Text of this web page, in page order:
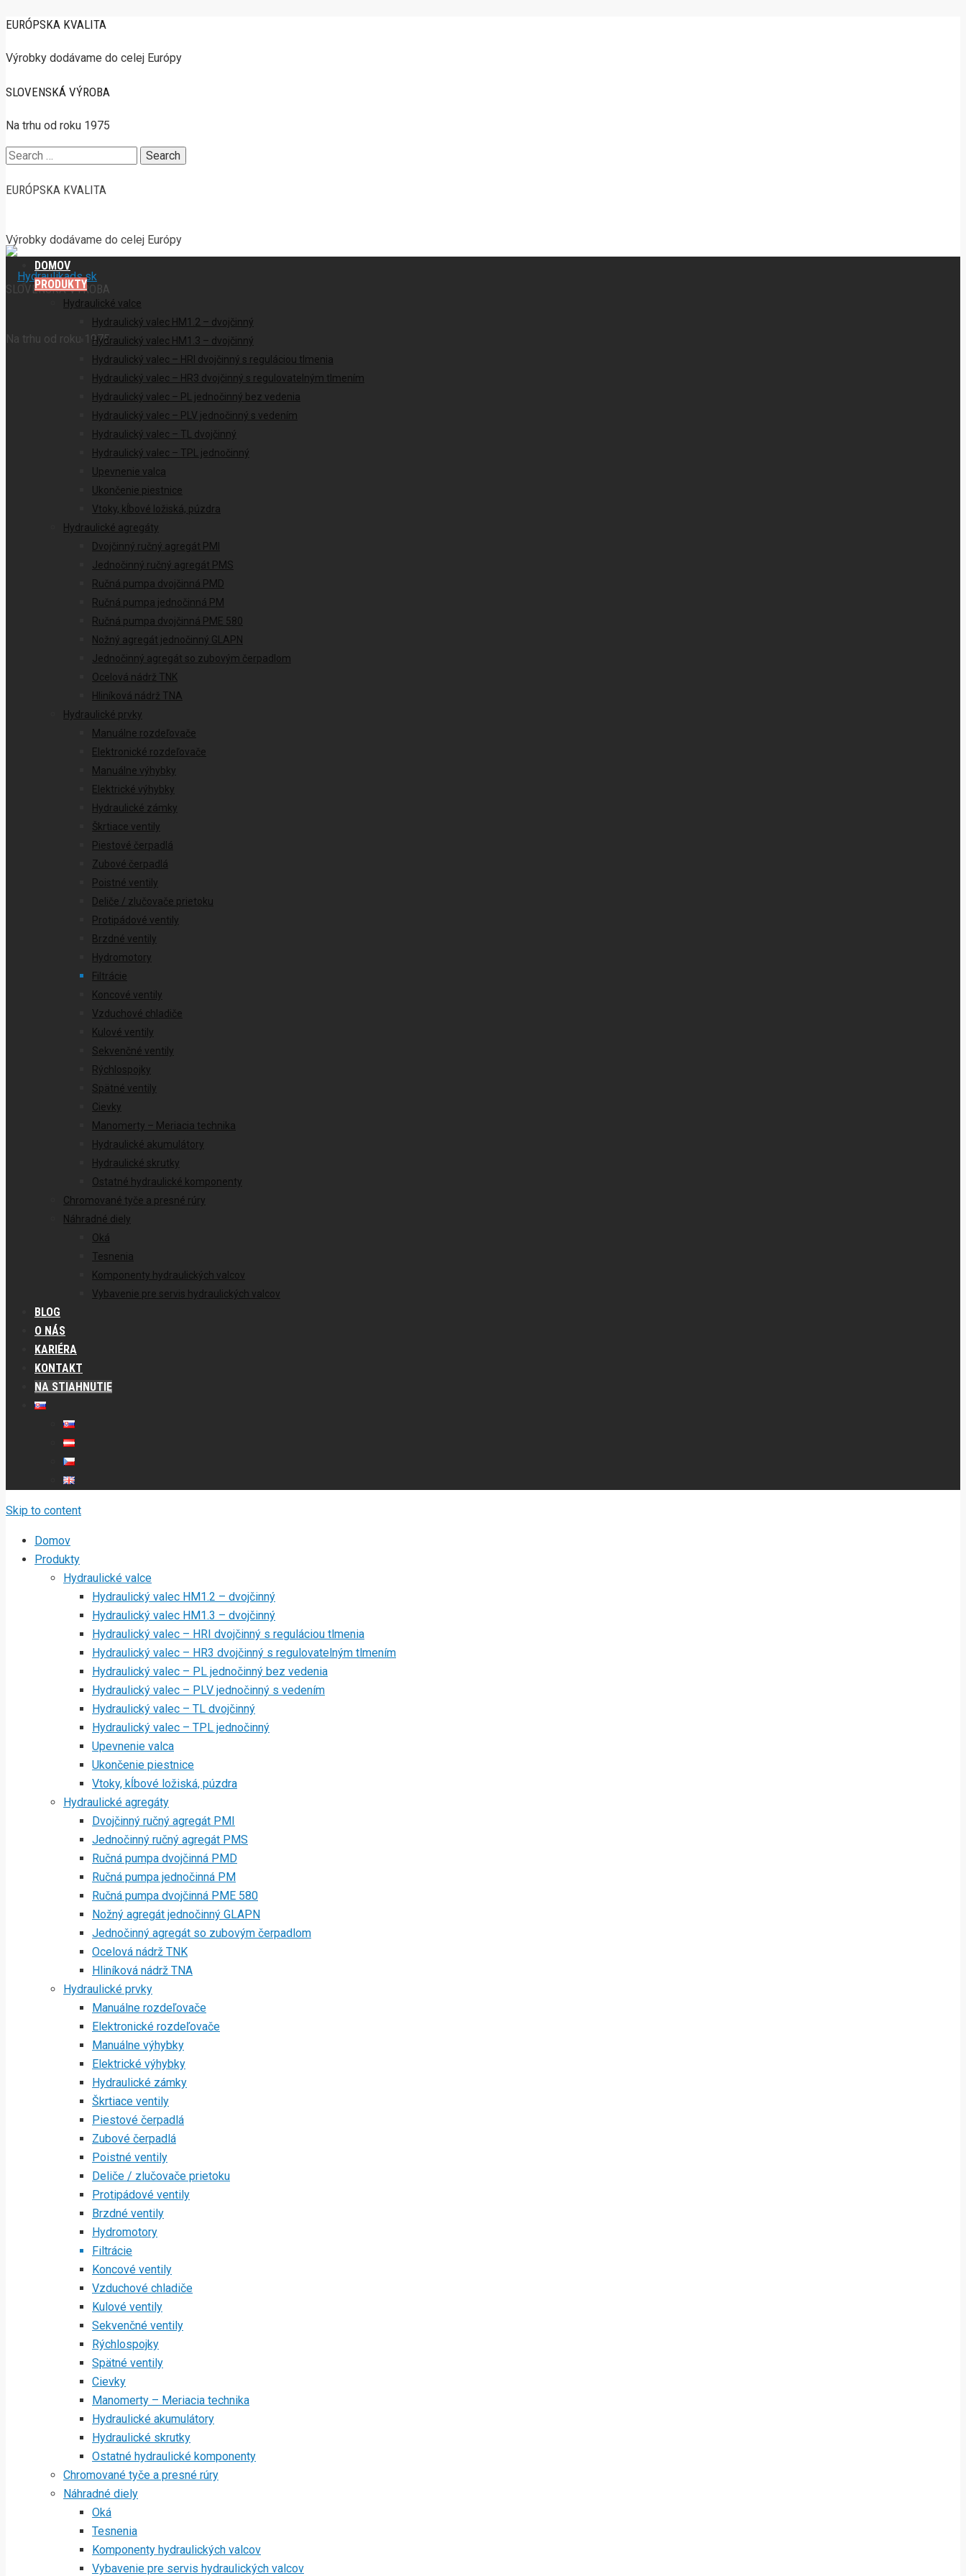
EURÓPSKA KVALITA
Výrobky dodávame do celej Európy
SLOVENSKÁ VÝROBA
Na trhu od roku 1975
Search
EURÓPSKA KVALITA
Výrobky dodávame do celej Európy
SLOVENSKÁ VÝROBA
Na trhu od roku 1975
DOMOV
PRODUKTY
Hydraulické valce
Hydraulický valec HM1.2 – dvojčinný
Hydraulický valec HM1.3 – dvojčinný
Hydraulický valec – HRI dvojčinný s reguláciou tlmenia
Hydraulický valec – HR3 dvojčinný s regulovatelným tlmením
Hydraulický valec – PL jednočinný bez vedenia
Hydraulický valec – PLV jednočinný s vedením
Hydraulický valec – TL dvojčinný
Hydraulický valec – TPL jednočinný
Upevnenie valca
Ukončenie piestnice
Vtoky, kĺbové ložiská, púzdra
Hydraulické agregáty
Dvojčinný ručný agregát PMI
Jednočinný ručný agregát PMS
Ručná pumpa dvojčinná PMD
Ručná pumpa jednočinná PM
Ručná pumpa dvojčinná PME 580
Nožný agregát jednočinný GLAPN
Jednočinný agregát so zubovým čerpadlom
Ocelová nádrž TNK
Hliníková nádrž TNA
Hydraulické prvky
Manuálne rozdeľovače
Elektronické rozdeľovače
Manuálne výhybky
Elektrické výhybky
Hydraulické zámky
Škrtiace ventily
Piestové čerpadlá
Zubové čerpadlá
Poistné ventily
Deliče / zlučovače prietoku
Protipádové ventily
Brzdné ventily
Hydromotory
Filtrácie
Koncové ventily
Vzduchové chladiče
Kulové ventily
Sekvenčné ventily
Rýchlospojky
Spätné ventily
Cievky
Manomerty – Meriacia technika
Hydraulické akumulátory
Hydraulické skrutky
Ostatné hydraulické komponenty
Chromované tyče a presné rúry
Náhradné diely
Oká
Tesnenia
Komponenty hydraulických valcov
Vybavenie pre servis hydraulických valcov
BLOG
O NÁS
KARIÉRA
KONTAKT
NA STIAHNUTIE
Skip to content
Domov
Produkty
Hydraulické valce
Hydraulický valec HM1.2 – dvojčinný
Hydraulický valec HM1.3 – dvojčinný
Hydraulický valec – HRI dvojčinný s reguláciou tlmenia
Hydraulický valec – HR3 dvojčinný s regulovatelným tlmením
Hydraulický valec – PL jednočinný bez vedenia
Hydraulický valec – PLV jednočinný s vedením
Hydraulický valec – TL dvojčinný
Hydraulický valec – TPL jednočinný
Upevnenie valca
Ukončenie piestnice
Vtoky, kĺbové ložiská, púzdra
Hydraulické agregáty
Dvojčinný ručný agregát PMI
Jednočinný ručný agregát PMS
Ručná pumpa dvojčinná PMD
Ručná pumpa jednočinná PM
Ručná pumpa dvojčinná PME 580
Nožný agregát jednočinný GLAPN
Jednočinný agregát so zubovým čerpadlom
Ocelová nádrž TNK
Hliníková nádrž TNA
Hydraulické prvky
Manuálne rozdeľovače
Elektronické rozdeľovače
Manuálne výhybky
Elektrické výhybky
Hydraulické zámky
Škrtiace ventily
Piestové čerpadlá
Zubové čerpadlá
Poistné ventily
Deliče / zlučovače prietoku
Protipádové ventily
Brzdné ventily
Hydromotory
Filtrácie
Koncové ventily
Vzduchové chladiče
Kulové ventily
Sekvenčné ventily
Rýchlospojky
Spätné ventily
Cievky
Manomerty – Meriacia technika
Hydraulické akumulátory
Hydraulické skrutky
Ostatné hydraulické komponenty
Chromované tyče a presné rúry
Náhradné diely
Oká
Tesnenia
Komponenty hydraulických valcov
Vybavenie pre servis hydraulických valcov